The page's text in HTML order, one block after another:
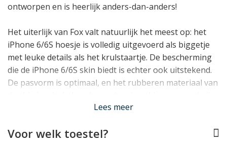
ontworpen en is heerlijk anders-dan-anders!
Het uiterlijk van Fox valt natuurlijk het meest op: het
iPhone 6/6S hoesje is volledig uitgevoerd als biggetje
met leuke details als het krulstaartje. De bescherming
die de iPhone 6/6S skin biedt is echter ook uitstekend.
De pasvorm is optimaal, en het rubberen materiaal van
de iPhone 6/6S case gebruikt wordt: Fox stoort dus niet
Lees meer
Voor welk toestel?